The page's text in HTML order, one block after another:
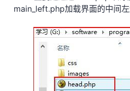
main_left.php加载界面的中间